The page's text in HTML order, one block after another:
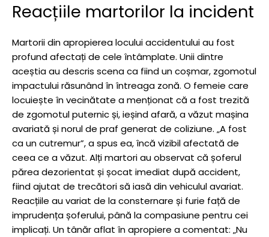
Reacțiile martorilor la incident
Martorii din apropierea locului accidentului au fost
profund afectați de cele întâmplate. Unii dintre
aceștia au descris scena ca fiind un coșmar, zgomotul
impactului răsunând în întreaga zonă. O femeie care
locuiește în vecinătate a menționat că a fost trezită
de zgomotul puternic și, ieșind afară, a văzut mașina
avariată și norul de praf generat de coliziune. „A fost
ca un cutremur”, a spus ea, încă vizibil afectată de
ceea ce a văzut. Alți martori au observat că șoferul
părea dezorientat și șocat imediat după accident,
fiind ajutat de trecători să iasă din vehiculul avariat.
Reacțiile au variat de la consternare și furie față de
imprudența șoferului, până la compasiune pentru cei
implicați. Un tânăr aflat în apropiere a comentat: „Nu